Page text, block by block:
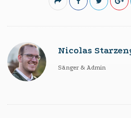
Nicolas
Sänger & Admin